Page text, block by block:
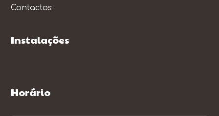
Contactos
Instalações
Horário